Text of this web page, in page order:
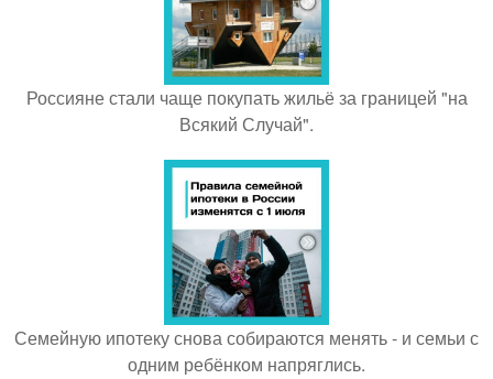
Россияне стали чаще покупать жильё за границей "на
Всякий Случай".
Семейную ипотеку снова собираются менять - и семьи с
одним ребёнком напряглись.